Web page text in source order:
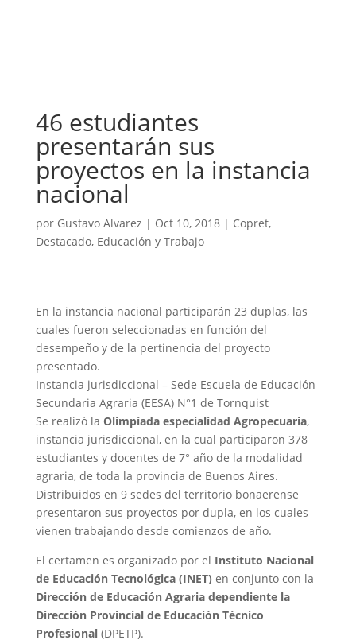
46 estudiantes
presentarán sus
proyectos en la instancia
nacional
por Gustavo Alvarez | Oct 10, 2018| Copret,
Destacado, Educación y Trabajo
En la instancia nacional participarán 23 duplas, las
cuales fueron seleccionadas en función del
desempeño y de la pertinencia del proyecto
presentado.
Instancia jurisdiccional – Sede Escuela de Educación
Secundaria Agraria (EESA) N°1 de Tornquist
Se realizó la Olimpíada especialidad Agropecuaria,
instancia jurisdiccional, en la cual participaron 378
estudiantes y docentes de 7° año de la modalidad
agraria, de toda la provincia de Buenos Aires.
Distribuidos en 9 sedes del territorio bonaerense
presentaron sus proyectos por dupla, en los cuales
vienen trabajando desde comienzos de año.
El certamen es organizado por el Instituto Nacional
de Educación Tecnológica (INET) en conjunto con la
Dirección de Educación Agraria dependiente la
Dirección Provincial de Educación Técnico
Profesional (DPETP).